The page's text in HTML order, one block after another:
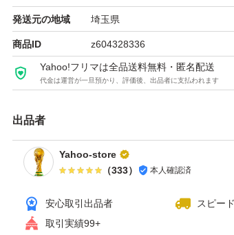
ます。品質管理も徹底しています。
【カプセルタイプで飲みやすい】 無味無臭
で、サプリメント特有のにおいが苦手な方
健康習慣として無理なく続けられます。
発送元の地域 埼玉県
商品ID z604328336
Yahoo!フリマは全品送料無料・匿名配送
代金は運営が一旦預かり、評価後、出品者に支払われます
出品者
Yahoo-store
（333） 本人確認済
安心取引出品者
スピー
取引実績99+